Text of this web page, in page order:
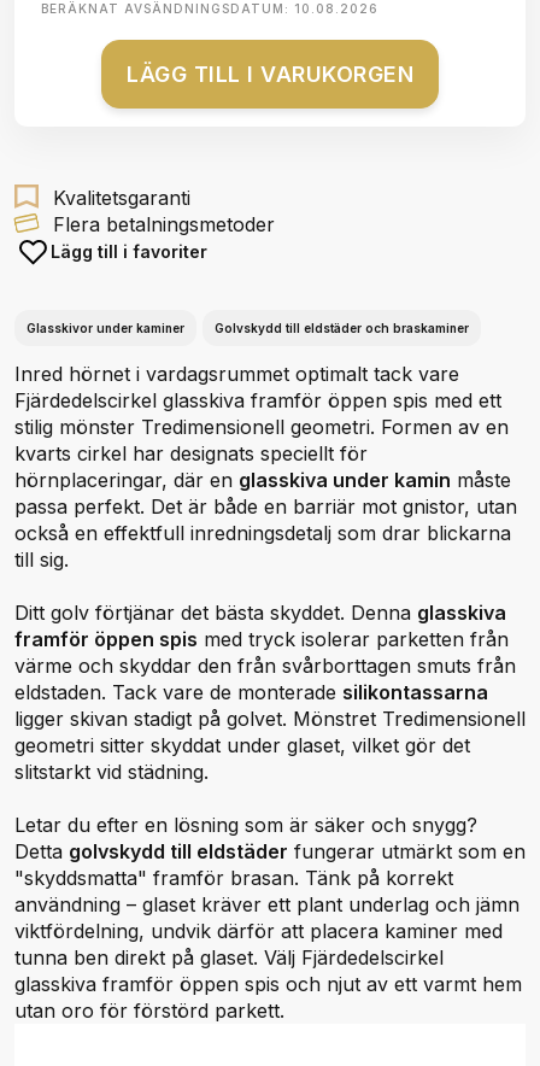
BERÄKNAT AVSÄNDNINGSDATUM: 10.08.2026
LÄGG TILL I VARUKORGEN
Kvalitetsgaranti
Flera betalningsmetoder
Lägg till i favoriter
Glasskivor under kaminer Golvskydd till eldstäder och braskaminer
Inred hörnet i vardagsrummet optimalt tack vare
Fjärdedelscirkel glasskiva framför öppen spis med ett
stilig mönster Tredimensionell geometri. Formen av en
kvarts cirkel har designats speciellt för
hörnplaceringar, där en glasskiva under kamin måste
passa perfekt. Det är både en barriär mot gnistor, utan
också en effektfull inredningsdetalj som drar blickarna
till sig.
Ditt golv förtjänar det bästa skyddet. Denna glasskiva
framför öppen spis med tryck isolerar parketten från
värme och skyddar den från svårborttagen smuts från
eldstaden. Tack vare de monterade silikontassarna
ligger skivan stadigt på golvet. Mönstret Tredimensionell
geometri sitter skyddat under glaset, vilket gör det
slitstarkt vid städning.
Letar du efter en lösning som är säker och snygg?
Detta golvskydd till eldstäder fungerar utmärkt som en
"skyddsmatta" framför brasan. Tänk på korrekt
användning – glaset kräver ett plant underlag och jämn
viktfördelning, undvik därför att placera kaminer med
tunna ben direkt på glaset. Välj Fjärdedelscirkel
glasskiva framför öppen spis och njut av ett varmt hem
utan oro för förstörd parkett.